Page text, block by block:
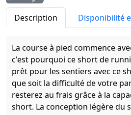
Description Disponibilité
La course à pied commence
c'est pourquoi ce short de
prêt pour les sentiers avec ce
que soit la difficulté de votre
resterez au frais grâce à la
short. La conception légère du